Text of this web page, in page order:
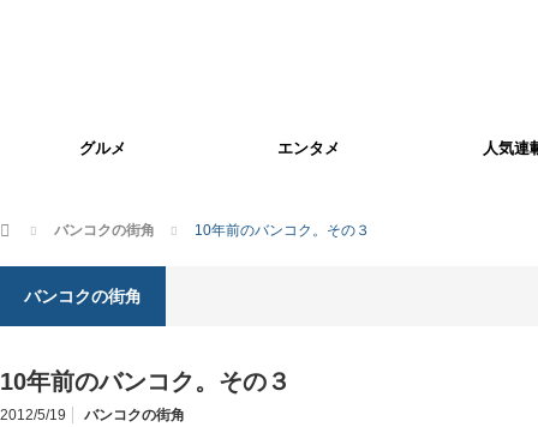
グルメ エンタメ 人気連
ホーム バンコクの街角 10年前のバンコク。その３
バンコクの街角
10年前のバンコク。その３
2012/5/19 バンコクの街角